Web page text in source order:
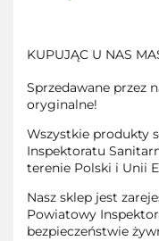
KUPUJĄC U NAS
Sprzedawane przez
oryginalne!
Wszystkie produkty
Inspektoratu
terenie Polski i Unii
Nasz sklep jest
Powiatowy
bezpieczeństwie